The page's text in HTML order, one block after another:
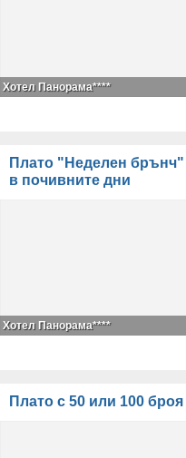
Хотел Панорама****
Плато "Неделен
в почивните дни
Хотел Панорама****
Плато с 50 или 100